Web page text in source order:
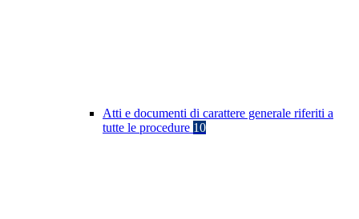
Atti e documenti di carattere generale riferiti a
tutte le procedure 10